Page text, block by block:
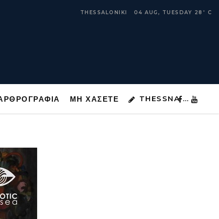
THESSALONIKI 04 AUG, TUESDAY 28 ° C
ΜΗ ΧΑΣΕΤΕ THESSNA …
ΜΗ ΧΑΣΕΤΕ THESSNA …